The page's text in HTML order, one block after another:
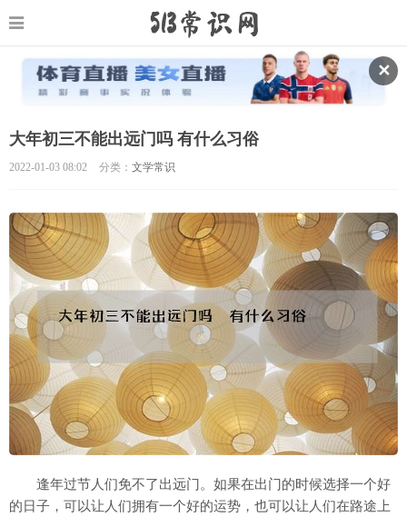
✕
大年初三不能出远门吗 有什么习俗
2022-01-03 08:02 分类： 文学常识
逢年过节人们免不了出远门。如果在出门的时候选择一个好
的日子，可以让人们拥有一个好的运势，也可以让人们在路途上